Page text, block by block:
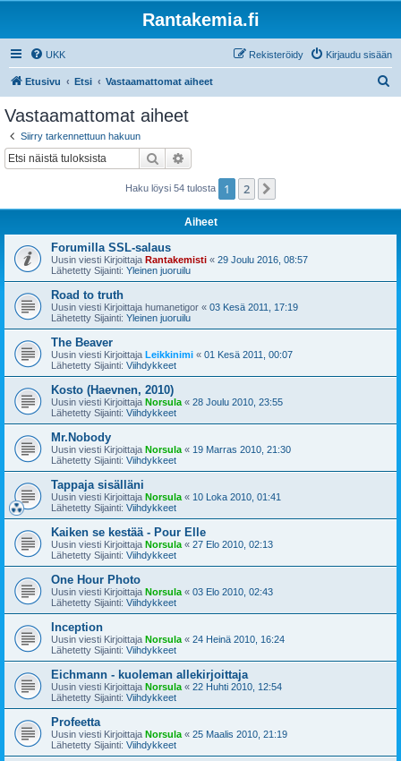
Rantakemia.fi
UKK Kirjaudu sisään
Rekisteröidy
Etusivu Etsi Vastaamattomat aiheet
Vastaamattomat aiheet
Siirry tarkennettuun hakuun
Etsi
Haku löysi 54 tulosta 1 2
Aiheet
Forumilla SSL-salaus
Uusin viesti Kirjoittaja Rantakemisti « 29 Joulu 2016, 08:57
Lähetetty Sijainti: Yleinen juoruilu
Road to truth
Uusin viesti Kirjoittaja humanetigor « 03 Kesä 2011, 17:19
Lähetetty Sijainti: Yleinen juoruilu
The Beaver
Uusin viesti Kirjoittaja Leikkinimi « 01 Kesä 2011, 00:07
Lähetetty Sijainti: Viihdykkeet
Kosto (Haevnen, 2010)
Uusin viesti Kirjoittaja Norsula « 28 Joulu 2010, 23:55
Lähetetty Sijainti: Viihdykkeet
Mr.Nobody
Uusin viesti Kirjoittaja Norsula « 19 Marras 2010, 21:30
Lähetetty Sijainti: Viihdykkeet
Tappaja sisälläni
Uusin viesti Kirjoittaja Norsula « 10 Loka 2010, 01:41
Lähetetty Sijainti: Viihdykkeet
Kaiken se kestää - Pour Elle
Uusin viesti Kirjoittaja Norsula « 27 Elo 2010, 02:13
Lähetetty Sijainti: Viihdykkeet
One Hour Photo
Uusin viesti Kirjoittaja Norsula « 03 Elo 2010, 02:43
Lähetetty Sijainti: Viihdykkeet
Inception
Uusin viesti Kirjoittaja Norsula « 24 Heinä 2010, 16:24
Lähetetty Sijainti: Viihdykkeet
Eichmann - kuoleman allekirjoittaja
Uusin viesti Kirjoittaja Norsula « 22 Huhti 2010, 12:54
Lähetetty Sijainti: Viihdykkeet
Profeetta
Uusin viesti Kirjoittaja Norsula « 25 Maalis 2010, 21:19
Lähetetty Sijainti: Viihdykkeet